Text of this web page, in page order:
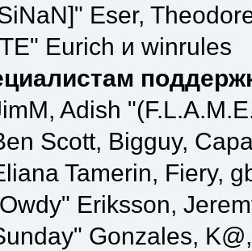
Eser,
Eurich и winrules
Adish
Scott, Bigguy,
Tamerin, Fiery,
Eriksson,
Gonzales,